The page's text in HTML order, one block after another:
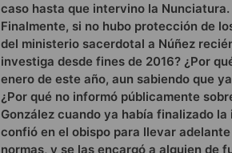
caso hasta que intervino la
Finalmente, si no hubo protección de
del ministerio sacerdotal a Núñez
investiga desde fines de 2016? ¿Por
enero de este año, aun sabiendo que
¿Por qué no informó públicamente
González cuando ya había finalizado
confió en el obispo para llevar
normas, y se las encargó a alguien de